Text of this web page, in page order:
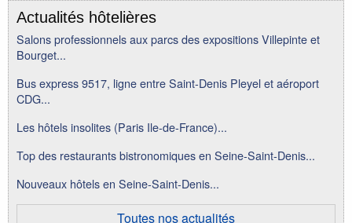
Actualités hôtelières
Salons professionnels aux parcs des expositions Villepinte et
Bourget...
Bus express 9517, ligne entre Saint-Denis Pleyel et aéroport
CDG...
Les hôtels insolites (Paris Ile-de-France)...
Top des restaurants bistronomiques en Seine-Saint-Denis...
Nouveaux hôtels en Seine-Saint-Denis...
Toutes nos actualités